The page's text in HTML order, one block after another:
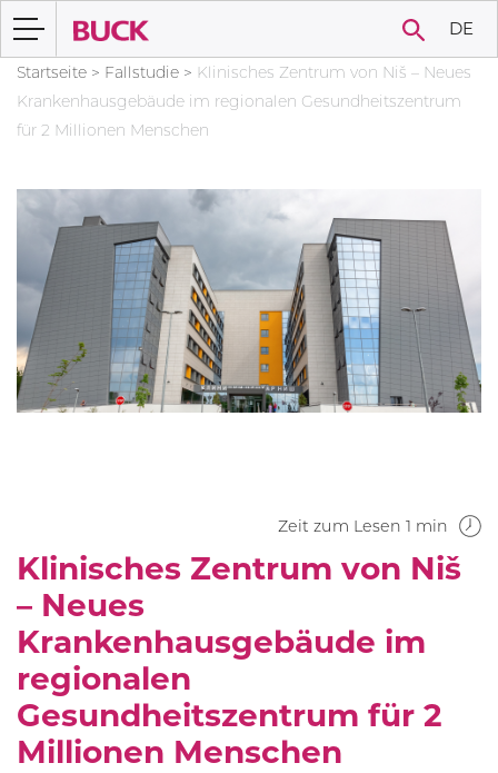
DE
Startseite > Fallstudie > Klinisches Zentrum von Niš – Neues
Krankenhausgebäude im regionalen Gesundheitszentrum
für 2 Millionen Menschen
Zeit zum Lesen 1 min
Klinisches Zentrum von Niš
– Neues
Krankenhausgebäude im
regionalen
Gesundheitszentrum für 2
Millionen Menschen